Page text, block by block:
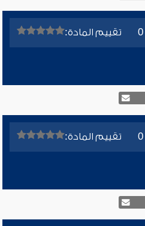
تقييم المادة:
تقييم المادة: